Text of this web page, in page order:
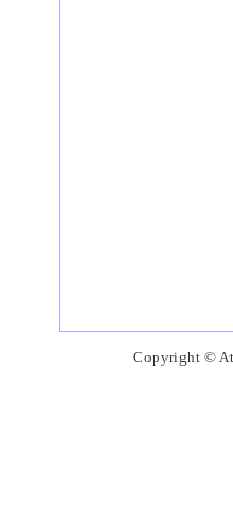
Copyright ©